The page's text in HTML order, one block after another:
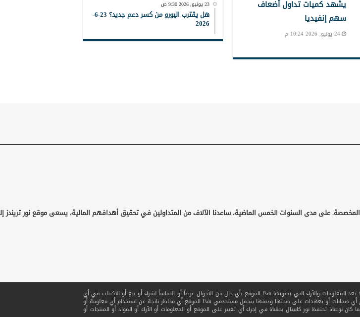
يشهد كميات تداول أضعاف
سهم إنفيديا
24 يونيو, 2026 10:24 م
23 يونيو, 2026 9:30 ص
هل يقترب اليورو من كسر دعم جديد؟ 23-6-
2026
على مدى السنوات الخمس الماضية، ساعدنا الآلاف من المتداولين في تحقيق أهدافهم المالية، يسعى موقع نور تريندز
المعلومات والآراء التي يحتويها هذا الموقع بأي حال من الأحوال عرضاً أو التماساً لشراء أو بيع أو الاكتتاب في أي
أي ضمانات أو تعهدات على صحتها ودقتها يتحمل مستخدمي هذا الموقع أي مخاطر ناتجة عن استخدام أي معلومة أو
نوعها تحتفظ نور كابيتال بحقها في إجراء أي تغيير على الموقع أو المعلومات أو الآراء أو المواد أو المنتجات أو